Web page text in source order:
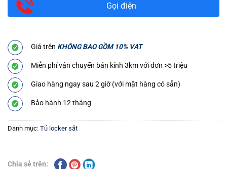
Gọi điện
Giá trên KHÔNG BAO GỒM 10% VAT
Miễn phí vận chuyển bán kính 3km với đơn >5 triệu
Giao hàng ngay sau 2 giờ (với mặt hàng có sẵn)
Bảo hành 12 tháng
Danh mục: Tủ locker sắt
Chia sẻ trên: